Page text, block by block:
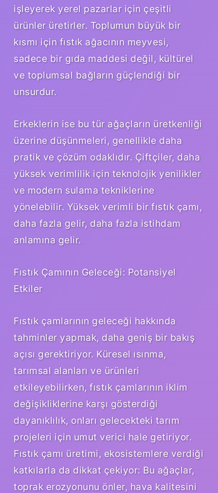
işleyerek yerel pazarlar için çeşitli
ürünler üretirler. Toplumun büyük bir
kısmı için fıstık ağacının meyvesi,
sadece bir gıda maddesi değil, kültürel
ve toplumsal bağların güçlendiği bir
unsurdur.
Erkeklerin ise bu tür ağaçların üretkenliği
üzerine düşünmeleri, genellikle daha
pratik ve çözüm odaklıdır. Çiftçiler, daha
yüksek verimlilik için teknolojik yenilikler
ve modern sulama tekniklerine
yönelebilir. Yüksek verimli bir fıstık çamı,
daha fazla gelir, daha fazla istihdam
anlamına gelir.
Fıstık Çamının Geleceği: Potansiyel
Etkiler
Fıstık çamlarının geleceği hakkında
tahminler yapmak, daha geniş bir bakış
açısı gerektiriyor. Küresel ısınma,
tarımsal alanları ve ürünleri
etkileyebilirken, fıstık çamlarının iklim
değişikliklerine karşı gösterdiği
dayanıklılık, onları gelecekteki tarım
projeleri için umut verici hale getiriyor.
Fıstık çamı üretimi, ekosistemlere verdiği
katkılarla da dikkat çekiyor: Bu ağaçlar,
toprak erozyonunu önler, hava kalitesini